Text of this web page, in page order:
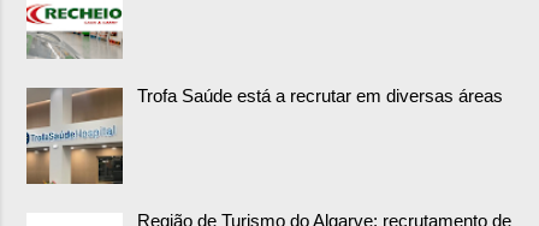
Trofa Saúde está a recrutar em diversas áreas
Região de Turismo do Algarve: recrutamento de